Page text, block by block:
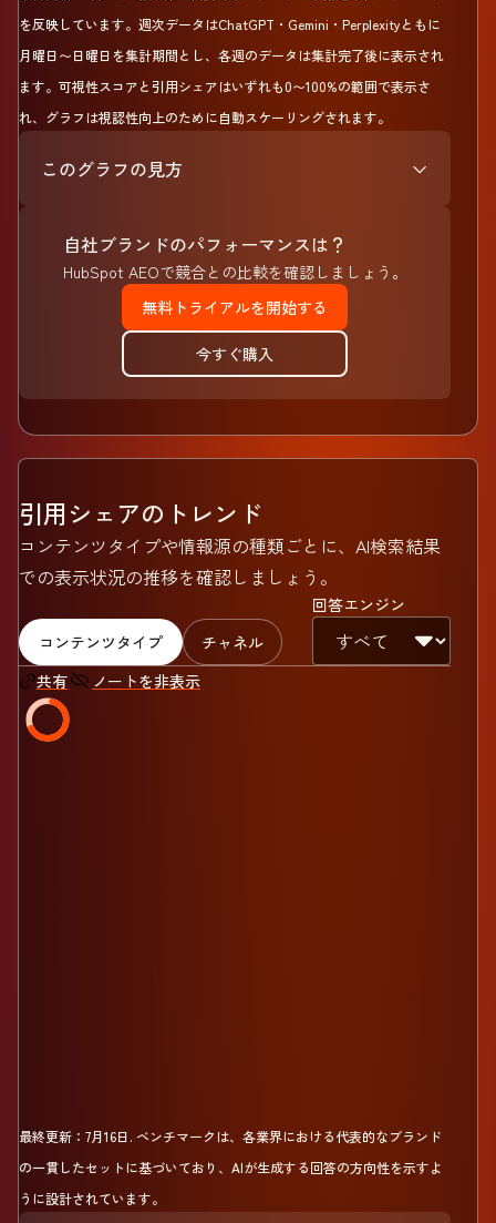
を反映しています。週次データはChatGPT・Gemini・Perplexityともに
月曜日〜日曜日を集計期間とし、各週のデータは集計完了後に表示され
ます。可視性スコアと引用シェアはいずれも0〜100%の範囲で表示さ
れ、グラフは視認性向上のために自動スケーリングされます。
このグラフの見方
自社ブランドのパフォーマンスは？
HubSpot AEOで競合との比較を確認しましょう。
無料トライアルを開始する
今すぐ購入
引用シェアのトレンド
コンテンツタイプや情報源の種類ごとに、AI検索結果
での表示状況の推移を確認しましょう。
コンテンツタイプ チャネル
回答エンジン
共有 ノートを非表示
最終更新： 7月16日. ベンチマークは、各業界における代表的なブランド
の一貫したセットに基づいており、AIが生成する回答の方向性を示すよ
うに設計されています。